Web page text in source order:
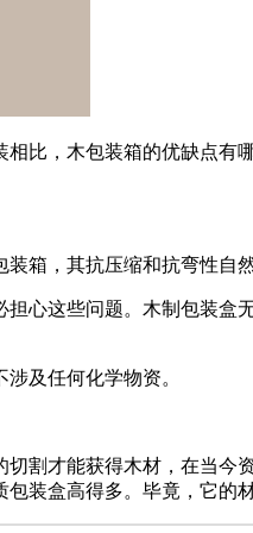
比，木包装箱的优缺点有
箱，其抗压缩和抗弯性自然
心这些问题。木制包装盒
及任何化学物资。
割才能获得木材，在当今
装盒高得多。毕竟，它的